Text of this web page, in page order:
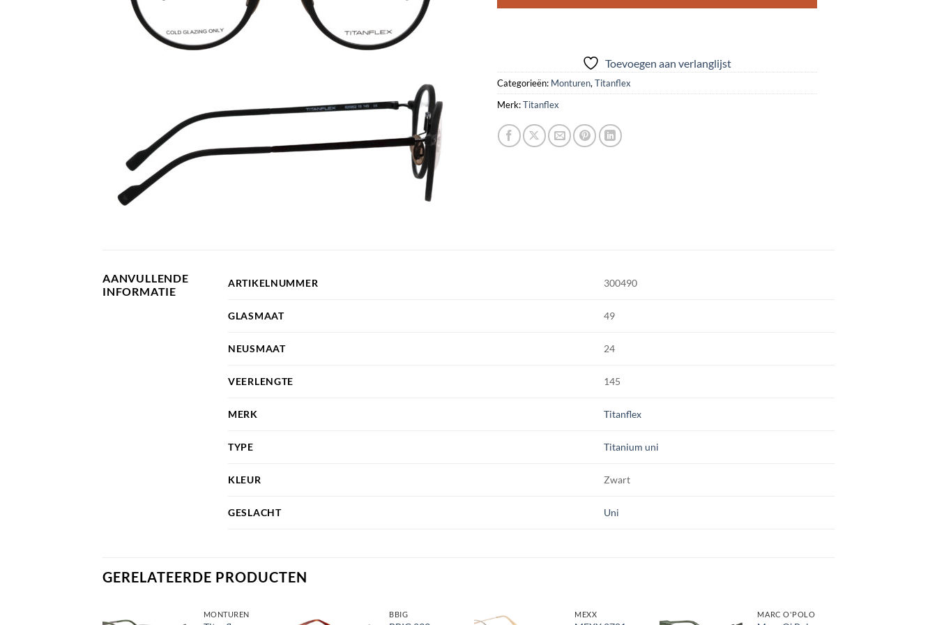
Toevoegen aan verlanglijst
Categorieën: Monturen,Titanflex
Merk:Titanflex
AANVULLENDE
INFORMATIE
ARTIKELNUMMER 300490
GLASMAAT 49
NEUSMAAT 24
VEERLENGTE 145
MERK Titanflex
TYPE Titanium uni
KLEUR Zwart
GESLACHT Uni
GERELATEERDE PRODUCTEN
MONTUREN BBIG MEXX MARC O'POLO